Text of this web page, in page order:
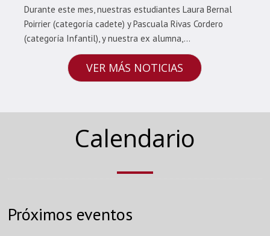
Durante este mes, nuestras estudiantes Laura Bernal
Poirrier (categoría cadete) y Pascuala Rivas Cordero
(categoría Infantil), y nuestra ex alumna,...
VER MÁS NOTICIAS
Calendario
Próximos eventos